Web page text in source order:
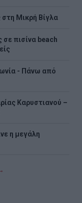
Μικρή Βίγλα
πισίνα beach
- Πάνω από
Καρυστιανού –
η μεγάλη